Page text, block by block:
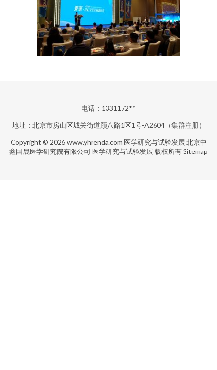
电话：1331172**
地址：北京市房山区城关街道顾八路1区1号-A2604（集群注册）
Copyright © 2026www.yhrenda.com 医学研究与试验发展 北京中
鑫国晟医学研究院有限公司 医学研究与试验发展 版权所有Sitemap